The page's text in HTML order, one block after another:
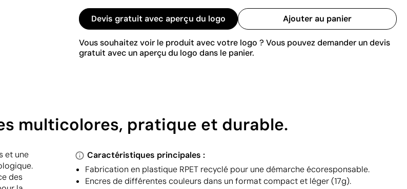
Devis gratuit avec aperçu du logo Ajouter au panier
Vous souhaitez voir le produit avec votre logo ? Vous pouvez demander un devis
gratuit avec un aperçu du logo dans le panier.
multicolores, pratique et durable.
et une
des
Caractéristiques principales :
Fabrication en plastique RPET recyclé pour une démarche écoresponsable.
Encres de différentes couleurs dans un format compact et léger (17g).